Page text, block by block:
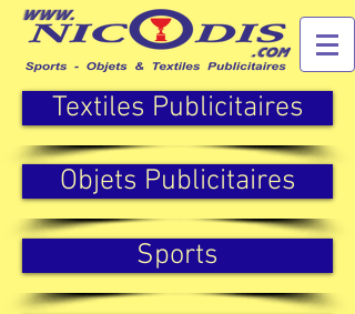
Textiles Publicitaires
Objets Publicitaires
Sports